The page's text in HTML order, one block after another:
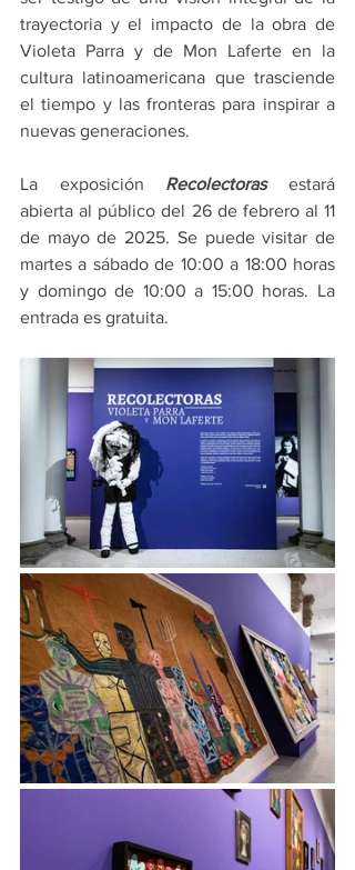
trayectoria y el impacto de la obra de
Violeta Parra y de Mon Laferte en la
cultura latinoamericana que trasciende
el tiempo y las fronteras para inspirar a
nuevas generaciones.
La exposición Recolectoras estará
abierta al público del 26 de febrero al 11
de mayo de 2025. Se puede visitar de
martes a sábado de 10:00 a 18:00 horas
y domingo de 10:00 a 15:00 horas. La
entrada es gratuita.